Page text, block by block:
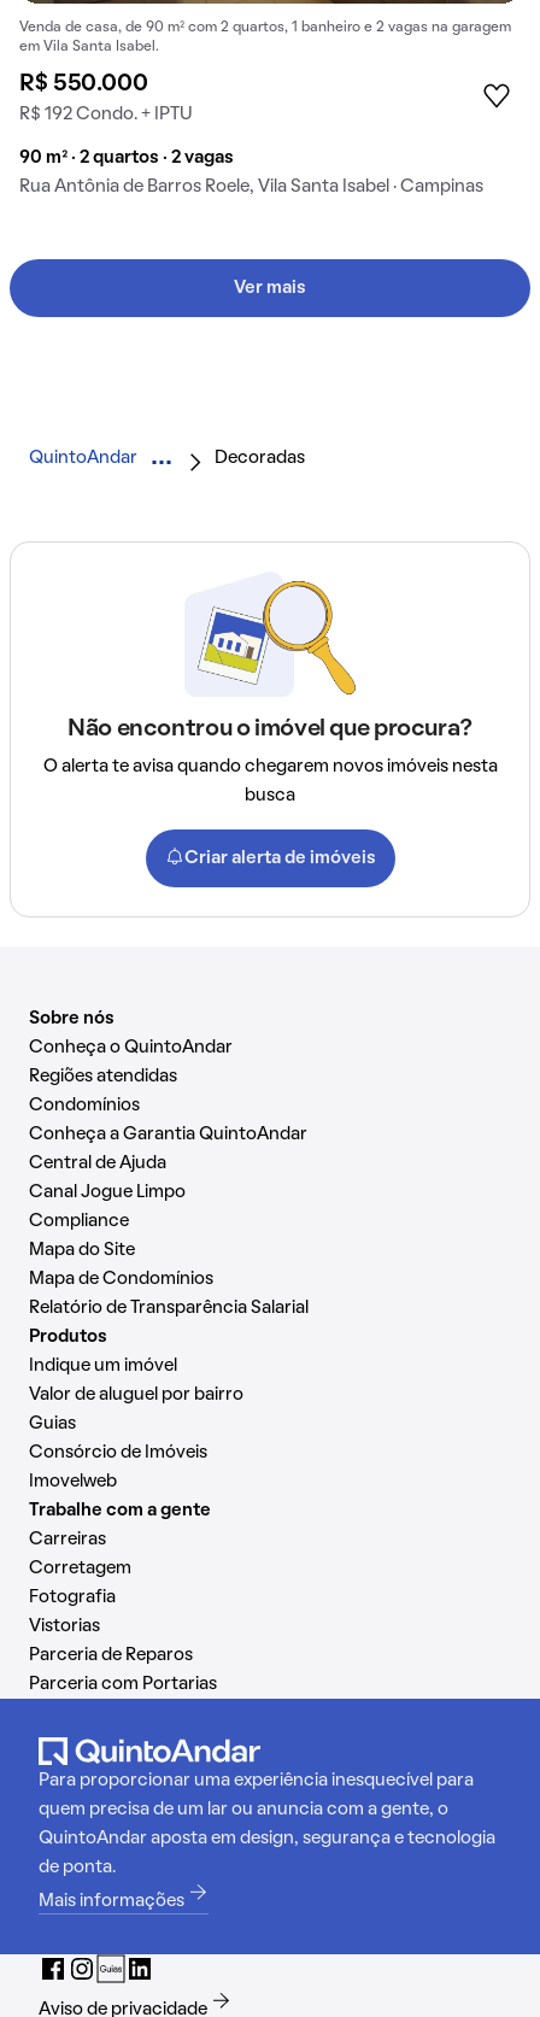
Venda de casa, de 90 m² com 2 quartos, 1 banheiro e 2 vagas na garagem
em Vila Santa Isabel.
R$ 550.000
R$ 192 Condo. + IPTU
90 m² · 2 quartos · 2 vagas
Rua Antônia de Barros Roele, Vila Santa Isabel · Campinas
Ver mais
QuintoAndar Decoradas
Não encontrou o imóvel que procura?
O alerta te avisa quando chegarem novos imóveis nesta
busca
Criar alerta de imóveis
Sobre nós
Conheça o QuintoAndar
Regiões atendidas
Condomínios
Conheça a Garantia QuintoAndar
Central de Ajuda
Canal Jogue Limpo
Compliance
Mapa do Site
Mapa de Condomínios
Relatório de Transparência Salarial
Produtos
Indique um imóvel
Valor de aluguel por bairro
Guias
Consórcio de Imóveis
Imovelweb
Trabalhe com a gente
Carreiras
Corretagem
Fotografia
Vistorias
Parceria de Reparos
Parceria com Portarias
Para proporcionar uma experiência inesquecível para
quem precisa de um lar ou anuncia com a gente, o
QuintoAndar aposta em design, segurança e tecnologia
de ponta.
Mais informações
Aviso de privacidade